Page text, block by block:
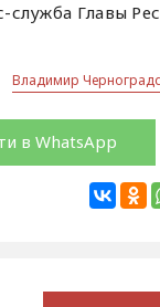
Главы
Владимир
в WhatsApp